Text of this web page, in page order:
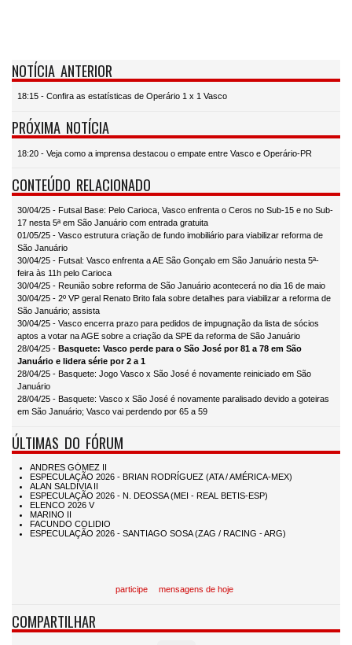
NOTÍCIA ANTERIOR
18:15 - Confira as estatísticas de Operário 1 x 1 Vasco
PRÓXIMA NOTÍCIA
18:20 - Veja como a imprensa destacou o empate entre Vasco e Operário-PR
CONTEÚDO RELACIONADO
30/04/25 - Futsal Base: Pelo Carioca, Vasco enfrenta o Ceros no Sub-15 e no Sub-
17 nesta 5ª em São Januário com entrada gratuita
01/05/25 - Vasco estrutura criação de fundo imobiliário para viabilizar reforma de
São Januário
30/04/25 - Futsal: Vasco enfrenta a AE São Gonçalo em São Januário nesta 5ª-
feira às 11h pelo Carioca
30/04/25 - Reunião sobre reforma de São Januário acontecerá no dia 16 de maio
30/04/25 - 2º VP geral Renato Brito fala sobre detalhes para viabilizar a reforma de
São Januário; assista
30/04/25 - Vasco encerra prazo para pedidos de impugnação da lista de sócios
aptos a votar na AGE sobre a criação da SPE da reforma de São Januário
28/04/25 - Basquete: Vasco perde para o São José por 81 a 78 em São
Januário e lidera série por 2 a 1
28/04/25 - Basquete: Jogo Vasco x São José é novamente reiniciado em São
Januário
28/04/25 - Basquete: Vasco x São José é novamente paralisado devido a goteiras
em São Januário; Vasco vai perdendo por 65 a 59
ÚLTIMAS DO FÓRUM
participe mensagens de hoje
COMPARTILHAR